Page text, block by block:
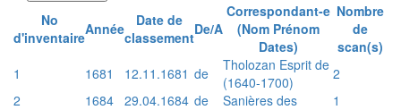
No
d'inventaireAnnée
Date de
classementDe/A
Correspondant-e
(Nom Prénom
Dates)
Nombre
de
scan(s)
1
1681 12.11.1681 de
Tholozan Esprit de
(1640-1700)
2
2
1684 29.04.1684 de Sanières des
1